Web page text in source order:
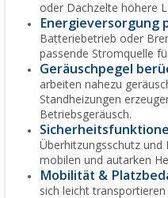
oder Dachzelte höhere
Energieversorgung
Batteriebetrieb oder
passende Stromquelle
Geräuschpegel
arbeiten nahezu
Standheizungen
Betriebsgeräusch.
Überhitzungsschutz und
mobilen und autarken
Mobilität &
sich leicht